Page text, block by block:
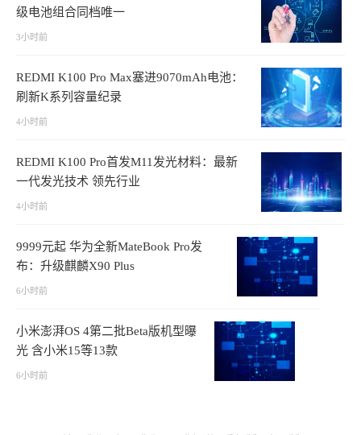
级电池组合同档唯一
3小时前
REDMI K100 Pro Max塞进9070mAh电池：
刷新K系列容量纪录
4小时前
REDMI K100 Pro首发M11发光材料：最新
一代发光技术 领先行业
4小时前
9999元起 华为全新MateBook Pro发
布：升级麒麟X90 Plus
6小时前
小米澎湃OS 4第二批Beta版机型曝
光 含小米15等13款
6小时前